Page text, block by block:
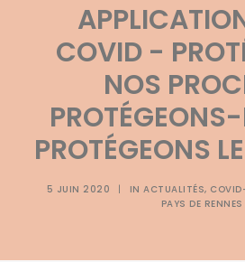
Liste des
Les
Contacts
COVID -
NOS
PROTÉGEONS
5 JUIN 2020 | IN ACTUALITÉS,
PAYS DE RENNES